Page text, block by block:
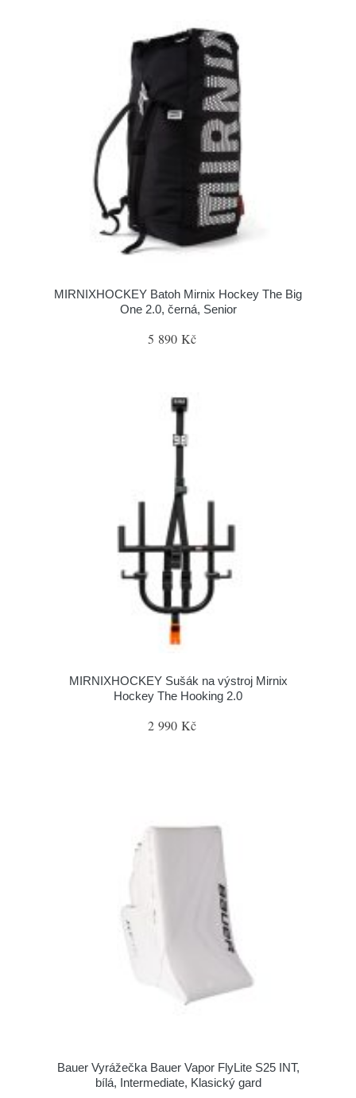
MIRNIXHOCKEY Batoh Mirnix Hockey The Big
One 2.0, černá, Senior
5 890 Kč
MIRNIXHOCKEY Sušák na výstroj Mirnix
Hockey The Hooking 2.0
2 990 Kč
Bauer Vyrážečka Bauer Vapor FlyLite S25 INT,
bílá, Intermediate, Klasický gard